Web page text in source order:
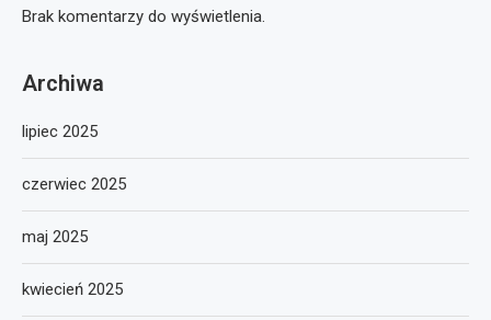
Brak komentarzy do wyświetlenia.
Archiwa
lipiec 2025
czerwiec 2025
maj 2025
kwiecień 2025